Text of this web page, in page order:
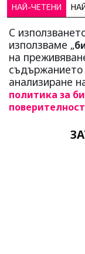
НАЙ-ЧЕТЕНИ
С
използваме „
на
анализиране
политика за
поверителност